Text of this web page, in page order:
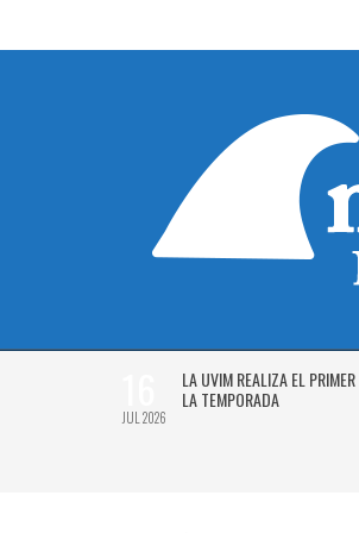
JUL 2026
LA UVIM REALIZA EL
LA TEMPORADA